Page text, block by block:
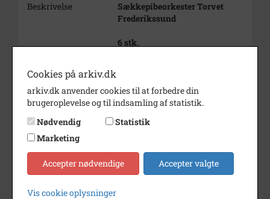
Beskrivelse
Sækkepibeorkester Torvet
Frederikssund
6 stk.
Dateringsnote
25/9/69
Fotograf
Jørgen Rubæk Hansen
Se på kort
Enhed
Frederikssund Kommune
Cookies på arkiv.dk
arkiv.dk anvender cookies til at forbedre din
brugeroplevelse og til indsamling af statistik.
Nødvendig
Statistik
Marketing
Accepter nødvendige Accepter valgte
Vis cookie oplysninger